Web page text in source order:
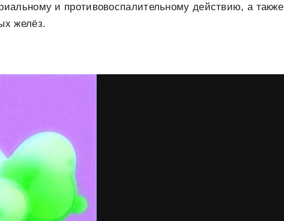
и противовоспалительному действию, а также
желёз.